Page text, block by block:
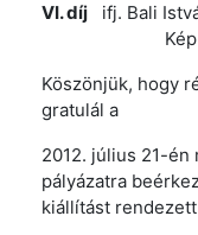
VI. díj ifj. Bali
Kép
Köszönjük, hogy
gratulál a
2012. július 21-
pályázatra
kiállítást